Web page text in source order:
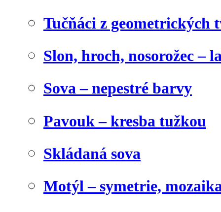
Tučňáci z geometrických
Slon, hroch, nosorožec –
Sova – nepestré barvy
Pavouk – kresba tužkou
Skládaná sova
Motýl – symetrie,